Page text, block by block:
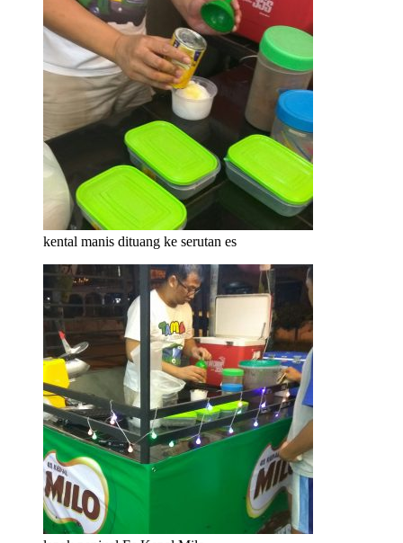
kental manis dituang ke serutan es